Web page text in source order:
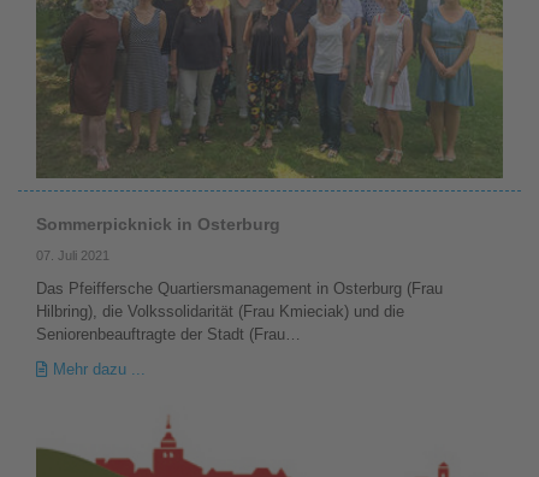
Sommerpicknick in Osterburg
07. Juli 2021
Das Pfeiffersche Quartiersmanagement in Osterburg (Frau
Hilbring), die Volkssolidarität (Frau Kmieciak) und die
Seniorenbeauftragte der Stadt (Frau…
Mehr dazu ...